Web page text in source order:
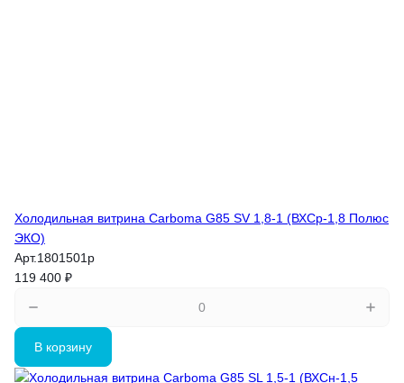
Холодильная витрина Carboma G85 SV 1,8-1 (ВХСр-1,8 Полюс
ЭКО)
Арт.1801501p
119 400 ₽
В корзину